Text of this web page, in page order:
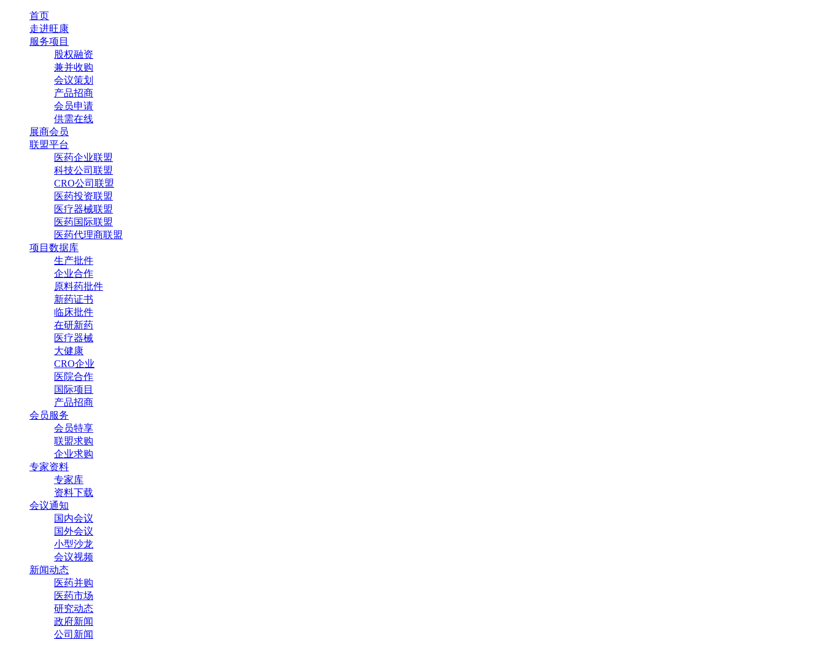
首页
走进旺康
服务项目
股权融资
兼并收购
会议策划
产品招商
会员申请
供需在线
展商会员
联盟平台
医药企业联盟
科技公司联盟
CRO公司联盟
医药投资联盟
医疗器械联盟
医药国际联盟
医药代理商联盟
项目数据库
生产批件
企业合作
原料药批件
新药证书
临床批件
在研新药
医疗器械
大健康
CRO企业
医院合作
国际项目
产品招商
会员服务
会员特享
联盟求购
企业求购
专家资料
专家库
资料下载
会议通知
国内会议
国外会议
小型沙龙
会议视频
新闻动态
医药并购
医药市场
研究动态
政府新闻
公司新闻